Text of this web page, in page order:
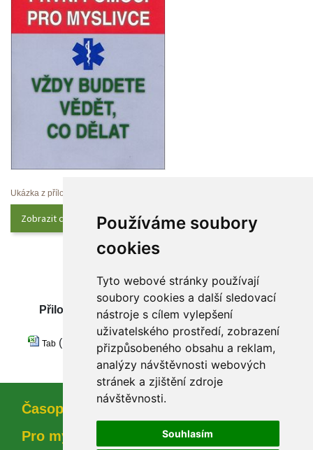
Používáme soubory
cookie
Tyto webové stránky používají
oubory cookies a další sledovací
nástroje s cílem vylepšení
uživatelského prostředí, zobrazení
přizpůsobeného obsahu a reklam,
analýzy návštěvnosti webových
tránek a zjištění zdroje
návštěvnosti.
Souhlasím
Ukázka z přílohy
Zobrazit celý obsah
Přiložené dokumenty
Tab (10,98 KB)
Časopi
Pro myslivce